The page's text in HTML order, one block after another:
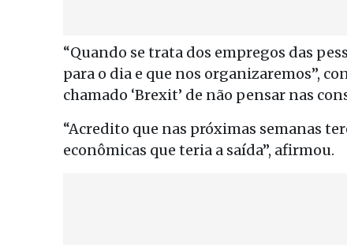
“Quando se trata dos empregos das
para o dia e que nos organizaremos”,
chamado ‘Brexit’ de não pensar nas
“Acredito que nas próximas semanas
econômicas que teria a saída”, afirmou.